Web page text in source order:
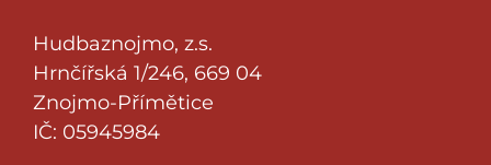
Hudbaznojmo, z.s.
Hrnčířská 1/246, 669 04
Znojmo-Přímětice
IČ: 05945984